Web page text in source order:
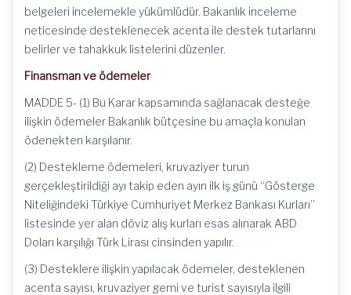
belgeleri incelemekle yükümlüdür. Bakanlık inceleme
neticesinde desteklenecek acenta ile destek tutarlarını
belirler ve tahakkuk listelerini düzenler.
Finansman ve ödemeler
MADDE 5- (1) Bu Karar kapsamında sağlanacak desteğe
ilişkin ödemeler Bakanlık bütçesine bu amaçla konulan
ödenekten karşılanır.
(2) Destekleme ödemeleri, kruvaziyer turun
gerçekleştirildiği ayı takip eden ayın ilk iş günü “Gösterge
Niteliğindeki Türkiye Cumhuriyet Merkez Bankası Kurları”
listesinde yer alan döviz alış kurları esas alınarak ABD
Doları karşılığı Türk Lirası cinsinden yapılır.
(3) Desteklere ilişkin yapılacak ödemeler, desteklenen
acenta sayısı, kruvaziyer gemi ve turist sayısıyla ilgili